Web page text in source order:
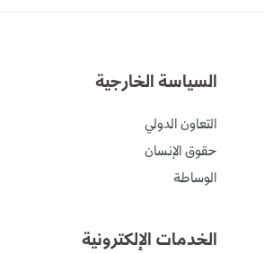
السياسة الخارجية
التعاون الدولي
حقوق الإنسان
الوساطة
الخدمات الإلكترونية